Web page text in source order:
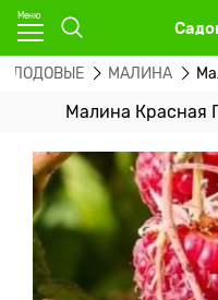
ПЛОДОВЫЕ МАЛИНА
Малина Красная